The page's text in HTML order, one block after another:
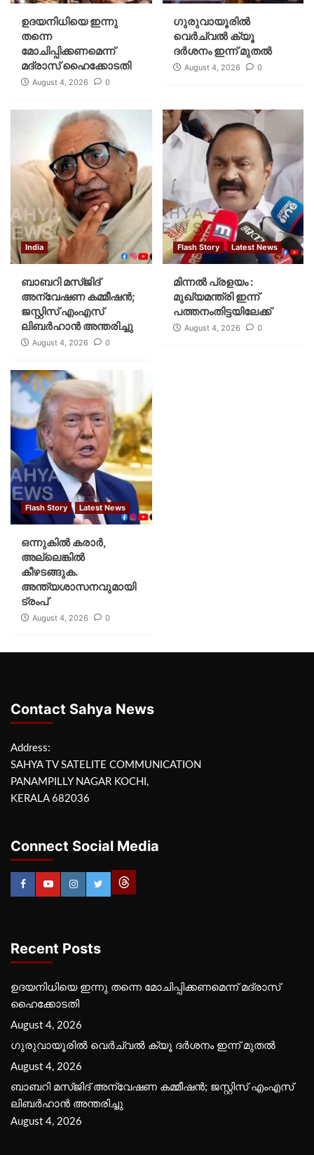
ഉദയനിധിയെ ഇന്നു
തന്നെ
മോചിപ്പിക്കണമെന്ന്
മദ്രാസ് ഹൈക്കോടതി
August 4, 2026 0
ഗുരുവായൂരില്‍
വെര്‍ച്വല്‍ ക്യൂ
ദര്‍ശനം ഇന്ന് മുതല്‍
August 4, 2026 0
India
ബാബറി മസ്ജിദ്
അന്വേഷണ കമ്മീഷന്‍;
ജസ്റ്റിസ് എംഎസ്
ലിബര്‍ഹാന്‍ അന്തരിച്ചു
August 4, 2026 0
Flash Story Latest News
മിന്നല്‍ പ്രളയം :
മുഖ്യമന്ത്രി ഇന്ന്
പത്തനംതിട്ടയിലേക്ക്
August 4, 2026 0
Flash Story Latest News
ഒന്നുകില്‍ കരാര്‍,
അല്ലെങ്കില്‍
കീഴടങ്ങുക.
അന്ത്യശാസനവുമായി
ട്രംപ്
August 4, 2026 0
Contact Sahya News
Address:
SAHYA TV SATELITE COMMUNICATION
PANAMPILLY NAGAR KOCHI,
KERALA 682036
Connect Social Media
Recent Posts
ഉദയനിധിയെ ഇന്നു തന്നെ മോചിപ്പിക്കണമെന്ന് മദ്രാസ്
ഹൈക്കോടതി
August 4, 2026
ഗുരുവായൂരില്‍ വെര്‍ച്വല്‍ ക്യൂ ദര്‍ശനം ഇന്ന് മുതല്‍
August 4, 2026
ബാബറി മസ്ജിദ് അന്വേഷണ കമ്മീഷന്‍; ജസ്റ്റിസ് എംഎസ്
ലിബര്‍ഹാന്‍ അന്തരിച്ചു
August 4, 2026